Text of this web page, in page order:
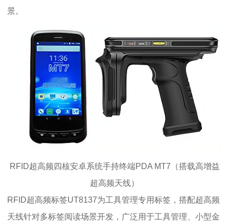
景。
RFID超高频四核安卓系统手持终端PDA MT7（搭载高增益
超高频天线）
RFID超高频标签UT8137为工具管理专用标签，搭配超高频
天线针对多标签阅读场景开发，广泛用于工具管理、小型金